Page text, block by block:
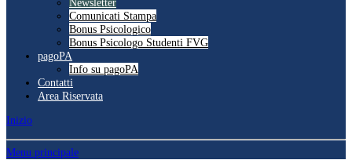
Comunicati Stampa
Bonus Psicologico
Bonus Psicologo Studenti FVG
pagoPA
Info su pagoPA
Contatti
Area Riservata
Inizio
Menu principale